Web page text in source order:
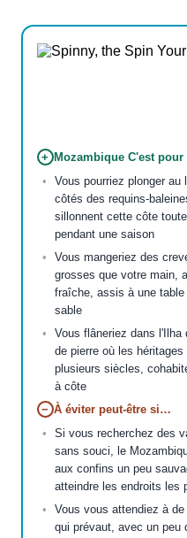
+ Mozambique C'est
Vous pourriez plonger au
côtés des requins-
sillonnent cette côte
pendant une saison
Vous mangeriez des
grosses que votre main,
fraîche, assis à une
sable
Vous flâneriez dans
de pierre où les
plusieurs siècles,
à côte
− À éviter peut-être si…
Si vous recherchez des
sans souci, le
aux confins un peu
atteindre les endroits les
Vous vous attendiez à
qui prévaut, avec un peu